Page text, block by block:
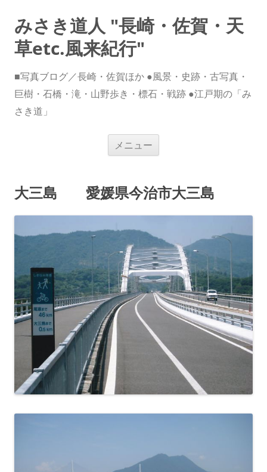
みさき道人 "長崎・佐賀・天
草etc.風来紀行"
■写真ブログ／長崎・佐賀ほか ●風景・史跡・古写真・
巨樹・石橋・滝・山野歩き・標石・戦跡 ●江戸期の「み
さき道」
メニュー
ス
キ
プ
大三島 愛媛県今治市大三島